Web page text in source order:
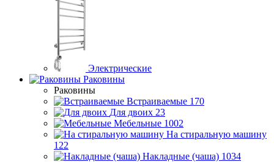
Электрические
Раковины
Раковины
Встраиваемые 170
Для двоих 23
Мебельные 1002
На стиральную машину
122
Накладные (чаша) 1034